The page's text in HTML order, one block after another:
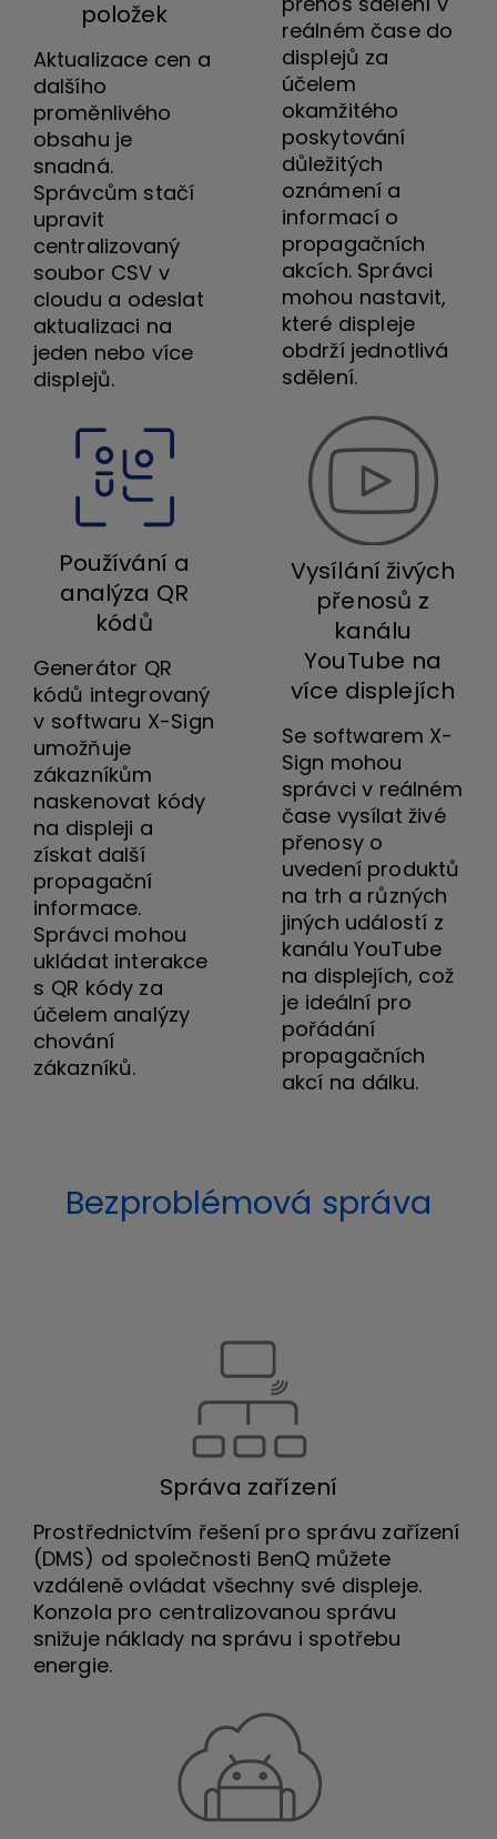
položek
Aktualizace cen a
dalšího
proměnlivého
obsahu je
snadná.
Správcům stačí
upravit
centralizovaný
soubor CSV v
cloudu a odeslat
aktualizaci na
jeden nebo více
displejů.
reálném čase do
displejů za
účelem
okamžitého
poskytování
důležitých
oznámení a
informací o
propagačních
akcích. Správci
mohou nastavit,
které displeje
obdrží jednotlivá
sdělení.
Používání a
analýza QR
kódů
Generátor QR
kódů integrovaný
v softwaru X-Sign
umožňuje
zákazníkům
naskenovat kódy
na displeji a
získat další
propagační
informace.
Správci mohou
ukládat interakce
s QR kódy za
účelem analýzy
chování
zákazníků.
Vysílání živých
přenosů z
kanálu
YouTube na
více displejích
Se softwarem X-
Sign mohou
správci v reálném
čase vysílat živé
přenosy o
uvedení produktů
na trh a různých
jiných událostí z
kanálu YouTube
na displejích, což
je ideální pro
pořádání
propagačních
akcí na dálku.
Bezproblémová správa
Správa zařízení
Prostřednictvím řešení pro správu zařízení
(DMS) od společnosti BenQ můžete
vzdáleně ovládat všechny své displeje.
Konzola pro centralizovanou správu
snižuje náklady na správu i spotřebu
energie.